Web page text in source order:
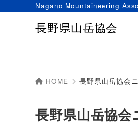
長野県山岳協会
Nagano Mountaineering
HOME 長野県山岳協会
長野県山岳協会